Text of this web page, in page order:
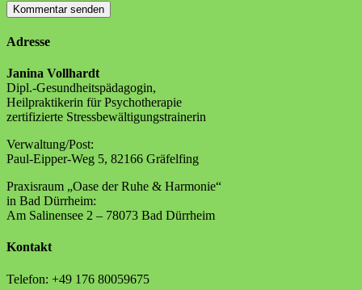
Adresse
Janina Vollhardt
Dipl.-Gesundheitspädagogin,
Heilpraktikerin für Psychotherapie
zertifizierte Stressbewältigungstrainerin
Verwaltung/Post:
Paul-Eipper-Weg 5, 82166 Gräfelfing
Praxisraum „Oase der Ruhe & Harmonie“
in Bad Dürrheim:
Am Salinensee 2 – 78073 Bad Dürrheim
Kontakt
Telefon: +49 176 80059675